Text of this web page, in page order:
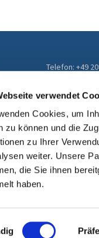
verwendet
Cookies, um
zu können und die
zu Ihrer
weiter. Unsere
die Sie ihnen
haben.
Telefon: +49
ev-